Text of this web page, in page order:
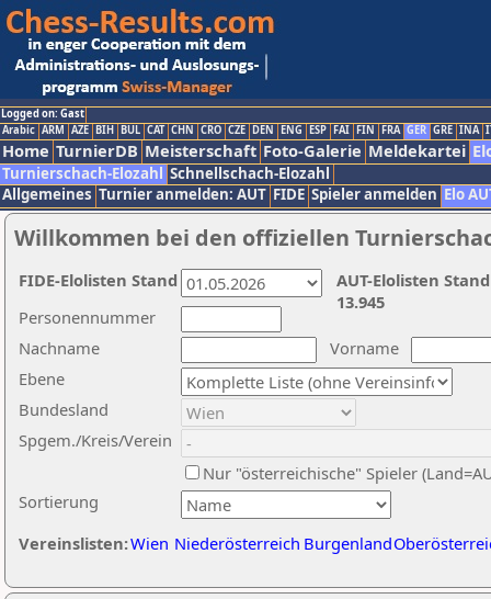
Logged on: Gast
Arabic ARM AZE BIH BUL CAT CHN CRO CZE DEN ENG ESP FAI FIN FRA GER GRE INA
Home TurnierDB Meisterschaft Foto-Galerie Meldekartei
Turnierschach-Elozahl Schnellschach-Elozahl
Allgemeines Turnier anmelden: AUT FIDE Spieler anmelden Elo
Willkommen bei den offiziellen
Nachname
Vorname
Ebene
Sortierung
Personennummer
Bundesland
Spgem./Kreis/Verein
Nur "österreichische" Spieler
Vereinslisten:Wien Niederösterreich Burgenland
AUT-Elolisten
13.945
FIDE-Elolisten Stand